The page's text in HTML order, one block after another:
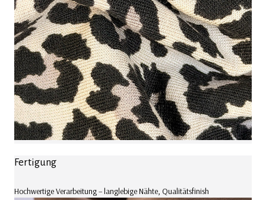
Fertigung
Hochwertige Verarbeitung – langlebige Nähte, Qualitätsfinish